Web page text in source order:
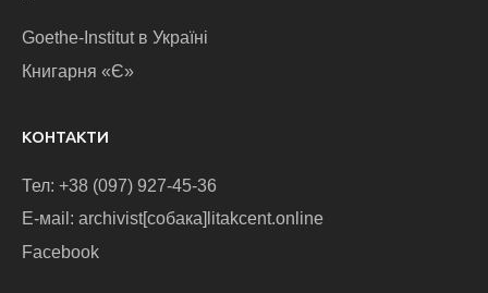
Goethe-Institut в Україні
Книгарня «Є»
КОНТАКТИ
Тел: +38 (097) 927-45-36
E-маіl: archivist[собака]litakcent.online
Facebook